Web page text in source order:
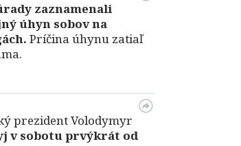
zaznamenali
úhyn sobov na
Príčina úhynu zatiaľ
prezident Volodymyr
v sobotu prvýkrát od